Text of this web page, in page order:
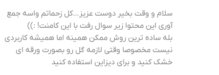
سلام و وقت بخیر دوست عزیز…کل زحماتم واسه جمع
آوری این محتوا زیر سوال رفت با این کامنت! :))
بله ساده ترین روش ممکن همینه اما همیشه کاربردی
نیست مخصوصا وقتی لازمه گل رو بصورت ورقه ای
خشک کنید و برای دیزاین استفاده کنید